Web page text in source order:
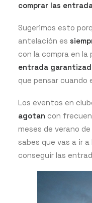
comprar las
Sugerimos esto
antelación es
con la compra en
entrada
que pensar cuando
Los eventos en
agotan con
meses de verano
sabes que vas a ir
conseguir las